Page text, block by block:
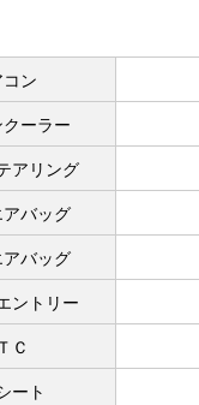
ン
ーラー
アリング
バッグ
バッグ
ントリー
Ｃ
ート